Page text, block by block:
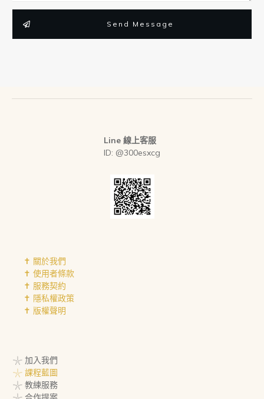
Send Message
Line 線上客服
ID: @300esxcg
✝︎ 關於我們
✝︎ 使用者條款
✝︎ 服務契約
✝︎ 隱私權政策
✝︎ 版權聲明
𓇼 加入我們
𓇼 課程藍圖
𓇼 教練服務